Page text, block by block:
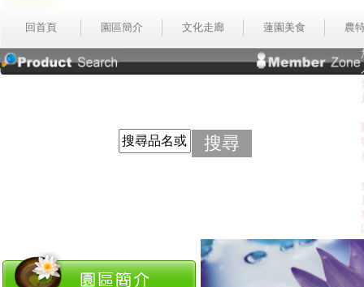
回首頁 園區簡介 文化走廊 蓮園美食 農
搜尋